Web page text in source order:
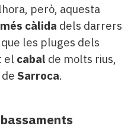
però, aquesta
més càlida dels darrers
les pluges dels
el cabal de molts rius,
Sarroca.